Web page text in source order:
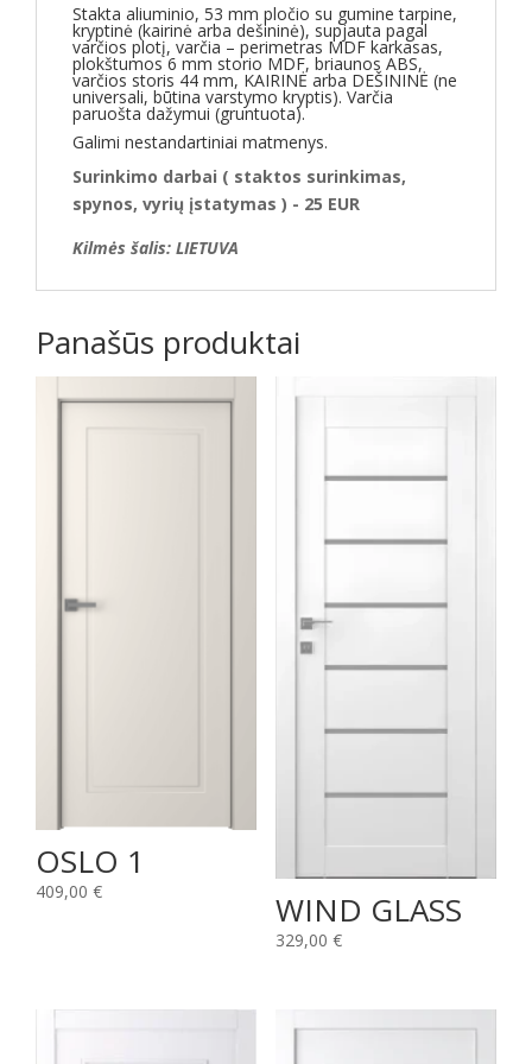
Stakta aliuminio, 53 mm pločio su gumine tarpine,
kryptinė (kairinė arba dešininė), supjauta pagal
varčios plotį, varčia – perimetras MDF karkasas,
plokštumos 6 mm storio MDF, briaunos ABS,
varčios storis 44 mm, KAIRINĖ arba DEŠININĖ (ne
universali, būtina varstymo kryptis). Varčia
paruošta dažymui (gruntuota).
Galimi nestandartiniai matmenys.
Surinkimo darbai ( staktos surinkimas,
spynos, vyrių įstatymas ) - 25 EUR
Kilmės šalis: LIETUVA
Panašūs produktai
OSLO 1
409,00 € WIND GLASS
329,00 €